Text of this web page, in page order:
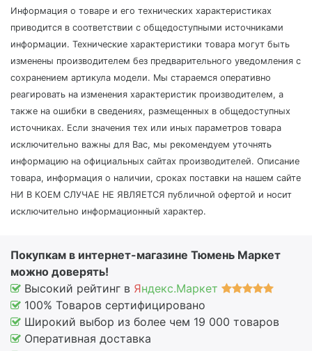
Информация о товаре и его технических характеристиках
приводится в соответствии с общедоступными источниками
информации. Технические характеристики товара могут быть
изменены производителем без предварительного уведомления с
сохранением артикула модели. Мы стараемся оперативно
реагировать на изменения характеристик производителем, а
также на ошибки в сведениях, размещенных в общедоступных
источниках. Если значения тех или иных параметров товара
исключительно важны для Вас, мы рекомендуем уточнять
информацию на официальных сайтах производителей. Описание
товара, информация о наличии, сроках поставки на нашем сайте
НИ В КОЕМ СЛУЧАЕ НЕ ЯВЛЯЕТСЯ публичной офертой и носит
исключительно информационный характер.
Покупкам в интернет-магазине Тюмень Маркет
можно доверять!
Высокий рейтинг в Яндекс.Маркет
100% Товаров сертифицировано
Широкий выбор из более чем 19 000 товаров
Оперативная доставка